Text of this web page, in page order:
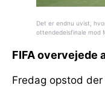
Det er endnu uvist,
ottendedelsfinale mod
FIFA overvejede
Fredag opstod